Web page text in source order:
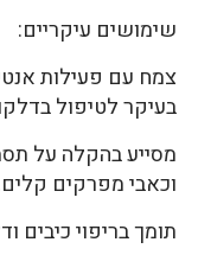
שימושים עיקריים:
צמח עם פעילות
בעיקר לטיפול
וכאבי מפרקים
תומך בריפוי כיבים